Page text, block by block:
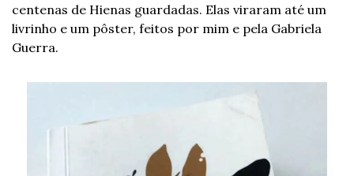
centenas de Hienas guardadas. Elas viraram até um
livrinho e um pôster, feitos por mim e pela Gabriela
Guerra.